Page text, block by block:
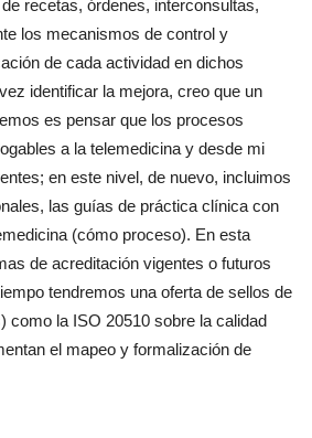
recetas, órdenes, interconsultas,
los mecanismos de control y
de cada actividad en dichos
identificar la mejora, creo que un
es pensar que los procesos
a la telemedicina y desde mi
en este nivel, de nuevo, incluimos
las guías de práctica clínica con
(cómo proceso). En esta
de acreditación vigentes o futuros
tendremos una oferta de sellos de
como la ISO 20510 sobre la calidad
el mapeo y formalización de